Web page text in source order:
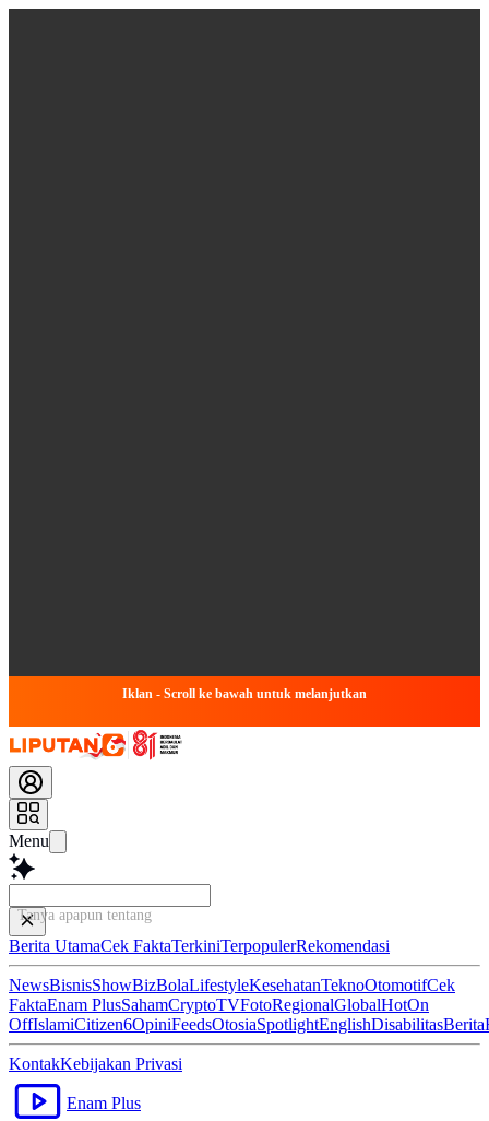
Iklan - Scroll ke bawah untuk melanjutkan
Menu
Tanya apapun tentang arti
Berita UtamaCek FaktaTerkiniTerpopulerRekomendasi
NewsBisnisShowBizBolaLifestyleKesehatanTeknoOtomotifCek
FaktaEnam PlusSahamCryptoTVFotoRegionalGlobalHotOn
OffIslamiCitizen6OpiniFeedsOtosiaSpotlightEnglishDisabilitasBerita
KontakKebijakan Privasi
Enam Plus